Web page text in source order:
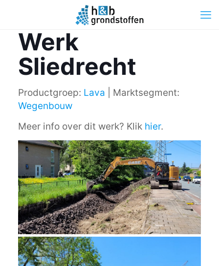
Werk
Sliedrecht
Productgroep: Lava
| Marktsegment:
Wegenbouw
Meer info over dit werk? Klik hier.